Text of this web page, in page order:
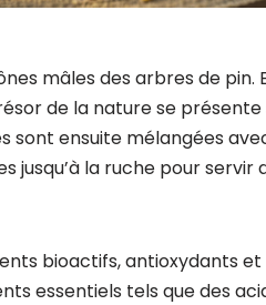
mâles des arbres de
de la nature se
sont ensuite mélangées
la ruche pour servir
bioactifs, antioxydants
essentiels tels que des